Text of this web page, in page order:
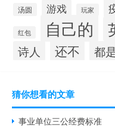
汤圆 游戏 玩家
红包 自己的
诗人 还不 都
猜你想看的文章
事业单位三公经费标准